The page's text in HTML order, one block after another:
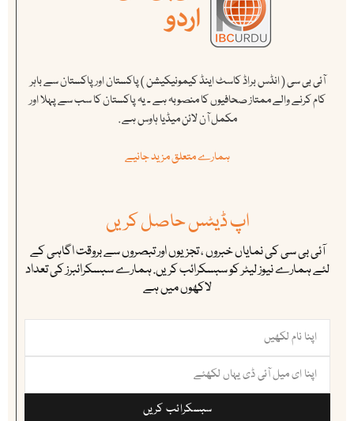
آئی بی سی ( انڈس براڈ کاسٹ اینڈ کیمونیکیشن ) پاکستان اور پاکستان سے باہر
کام کرنے والے ممتاز صحافیوں کا منصوبہ ہے ۔ یہ پاکستان کا سب سے پہلا اور
مکمل آن لائن میڈیا ہاوس ہے .
ہمارے متعلق مزید جانیے
اپ ڈیٹس حاصل کریں
آئی بی سی کی نمایاں خبروں ، تجزیوں اور تبصروں سے بروقت اگاہی کے
لئے ہمارے نیوز لیٹر کو سبسکرائب کریں. ہمارے سبسکرائبرز کی تعداد
لاکھوں میں ہے
سبسکرائب کریں